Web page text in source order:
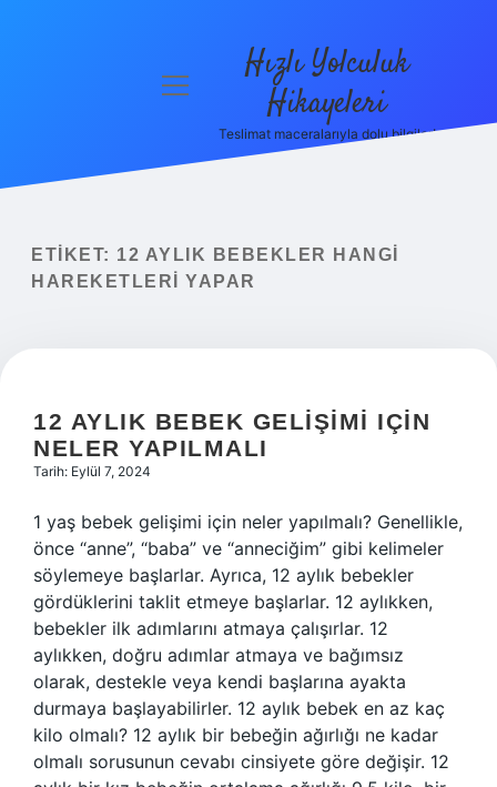
Yasal Uyarı
menüyü
Hızlı Yolculuk
Hikayeleri
Teslimat maceralarıyla dolu bilgiler!
ETIKET: 12 AYLIK BEBEKLER HANGI
HAREKETLERI YAPAR
12 AYLIK BEBEK GELIŞIMI IÇIN
NELER YAPILMALI
Tarih: Eylül 7, 2024
1 yaş bebek gelişimi için neler yapılmalı? Genellikle,
önce “anne”, “baba” ve “anneciğim” gibi kelimeler
söylemeye başlarlar. Ayrıca, 12 aylık bebekler
gördüklerini taklit etmeye başlarlar. 12 aylıkken,
bebekler ilk adımlarını atmaya çalışırlar. 12
aylıkken, doğru adımlar atmaya ve bağımsız
olarak, destekle veya kendi başlarına ayakta
durmaya başlayabilirler. 12 aylık bebek en az kaç
kilo olmalı? 12 aylık bir bebeğin ağırlığı ne kadar
olmalı sorusunun cevabı cinsiyete göre değişir. 12